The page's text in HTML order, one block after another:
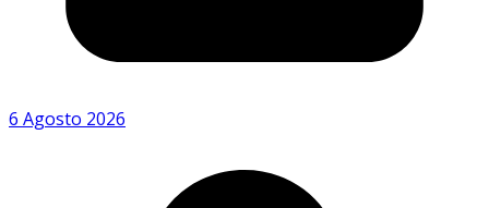
6 Agosto 2026